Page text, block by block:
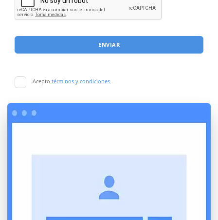
ENVIAR
Acepto términos y condiciones